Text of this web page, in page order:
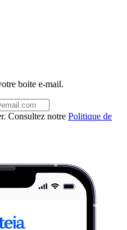
boite e-mail.
Consultez notre Politique de